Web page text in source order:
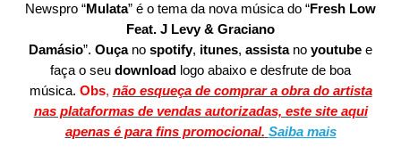
Newspro “Mulata” é o tema da nova música do “Fresh Low
Feat. J Levy & Graciano
Damásio”. Ouçano spotify, itunes, assistano youtube e
faça o seu download logo abaixo e desfrute de boa
música. Obs, não esqueça de comprar a obra do artista
nas plataformas de vendas autorizadas, este site aqui
apenas é para fins promocional. Saiba mais